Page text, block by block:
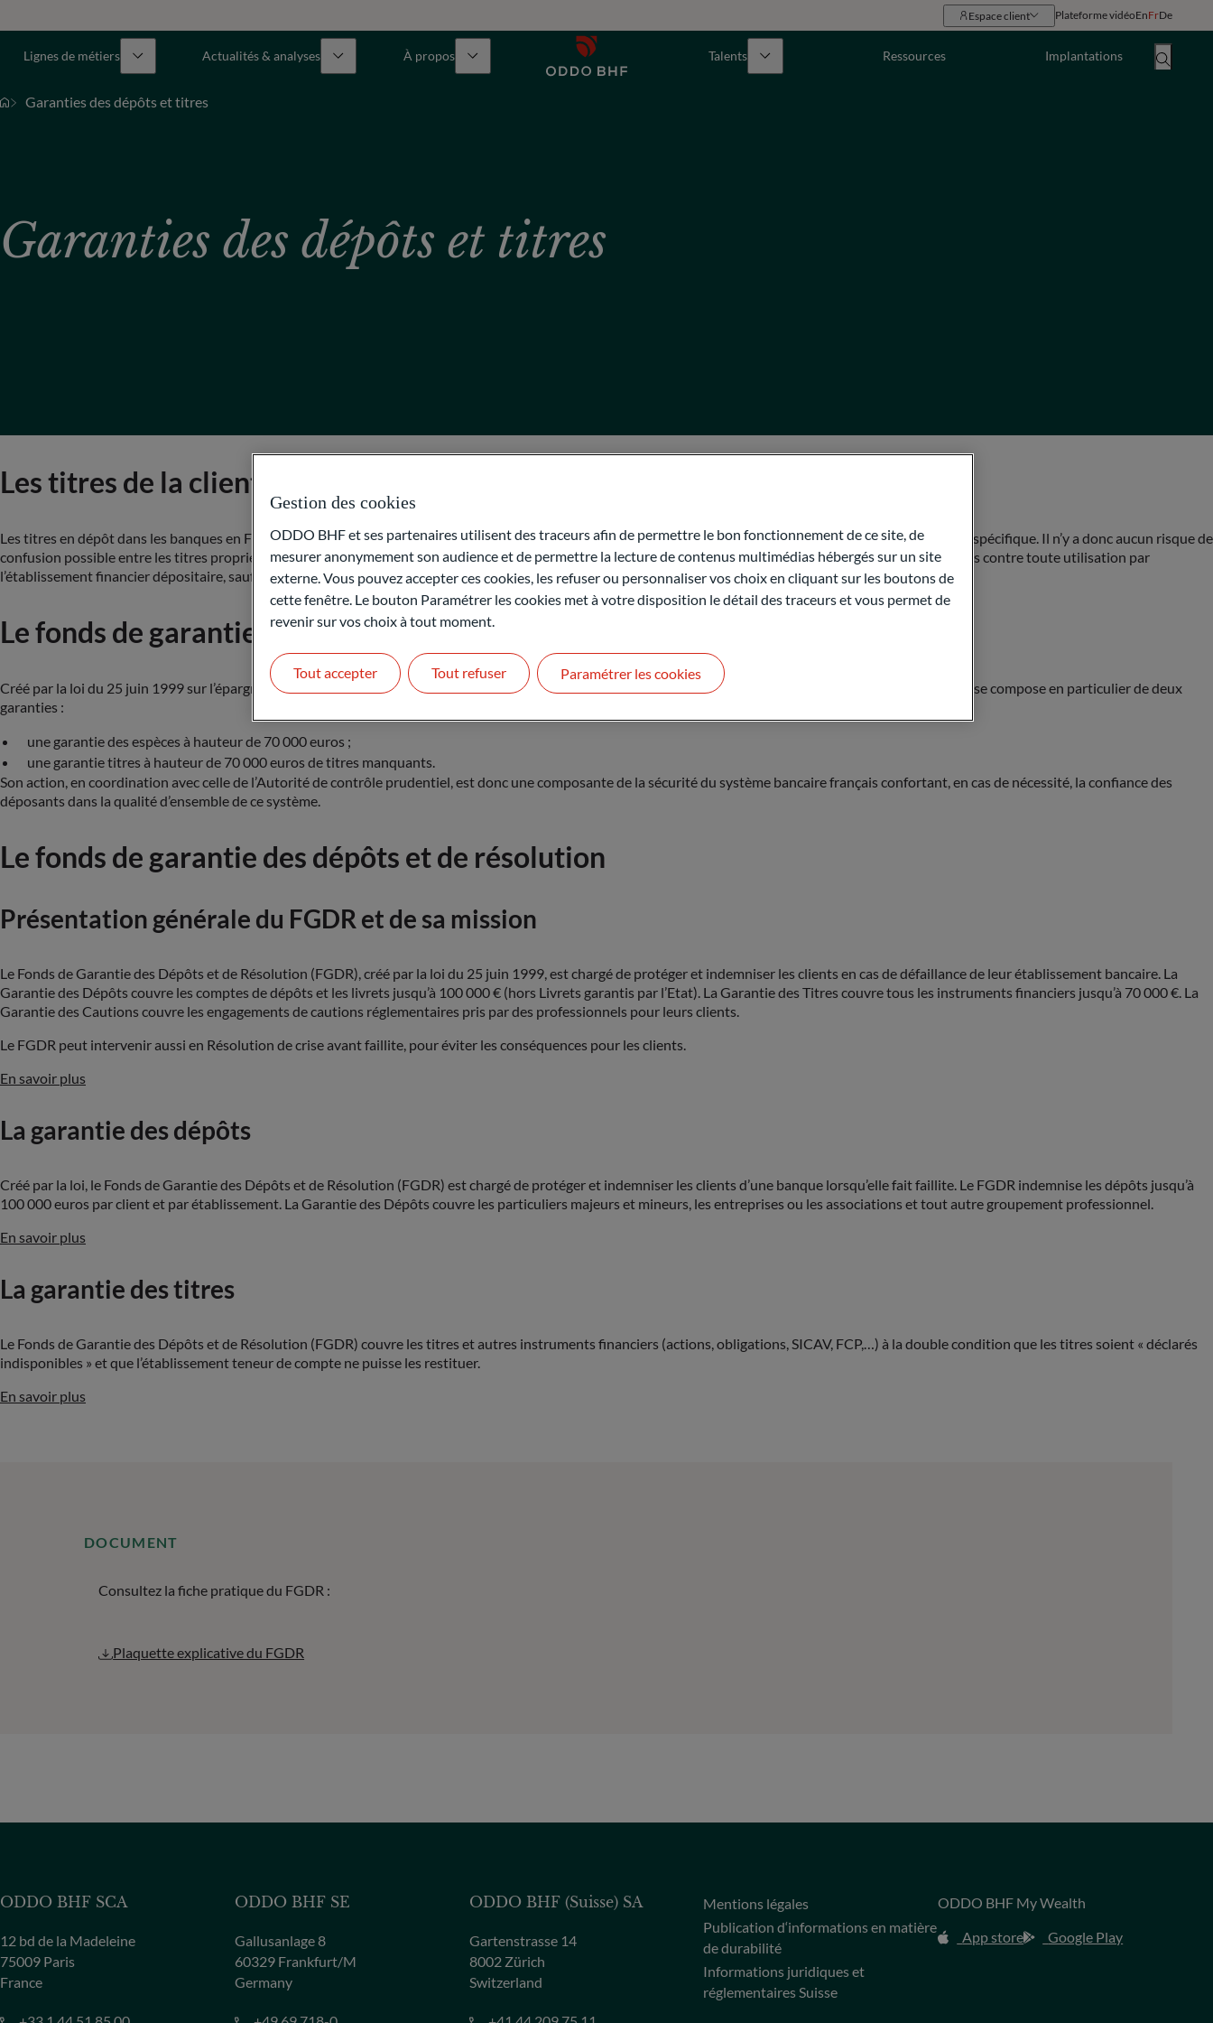
Espace client Plateforme vidéoEnFrDe
Lignes de métiers Actualités & analyses À propos Talents Ressources Implantations
Garanties des dépôts et titres
Garanties des dépôts et titres
Les titres de la clientèle (Actions, Obligations, FCP, SICAV)
Les titres en dépôt dans les banques en France sont concrètement conservés à la banque centrale de dépôt des titres Euroclear-France et isolés sur un compte spécifique. Il n’y a donc aucun risque de
confusion possible entre les titres propriété des banques et les titres appartenant à leurs clients. Les portefeuilles quelque soit leur montant sont donc protégés contre toute utilisation par
l’établissement financier dépositaire, sauf accord express du client.
Le fonds de garantie des dépôts
Créé par la loi du 25 juin 1999 sur l’épargne et la sécurité financière, ce fonds a pour mission principale d’indemniser les déposants dans certaines conditions et se compose en particulier de deux
garanties :
une garantie des espèces à hauteur de 70 000 euros ;
une garantie titres à hauteur de 70 000 euros de titres manquants.
Son action, en coordination avec celle de l’Autorité de contrôle prudentiel, est donc une composante de la sécurité du système bancaire français confortant, en cas de nécessité, la confiance des
déposants dans la qualité d’ensemble de ce système.
Le fonds de garantie des dépôts et de résolution
Présentation générale du FGDR et de sa mission
Le Fonds de Garantie des Dépôts et de Résolution (FGDR), créé par la loi du 25 juin 1999, est chargé de protéger et indemniser les clients en cas de défaillance de leur établissement bancaire. La
Garantie des Dépôts couvre les comptes de dépôts et les livrets jusqu’à 100 000 € (hors Livrets garantis par l’Etat). La Garantie des Titres couvre tous les instruments financiers jusqu’à 70 000 €. La
Garantie des Cautions couvre les engagements de cautions réglementaires pris par des professionnels pour leurs clients.
Le FGDR peut intervenir aussi en Résolution de crise avant faillite, pour éviter les conséquences pour les clients.
En savoir plus
La garantie des dépôts
Créé par la loi, le Fonds de Garantie des Dépôts et de Résolution (FGDR) est chargé de protéger et indemniser les clients d’une banque lorsqu’elle fait faillite. Le FGDR indemnise les dépôts jusqu’à
100 000 euros par client et par établissement. La Garantie des Dépôts couvre les particuliers majeurs et mineurs, les entreprises ou les associations et tout autre groupement professionnel.
En savoir plus
La garantie des titres
Le Fonds de Garantie des Dépôts et de Résolution (FGDR) couvre les titres et autres instruments financiers (actions, obligations, SICAV, FCP,…) à la double condition que les titres soient « déclarés
indisponibles » et que l’établissement teneur de compte ne puisse les restituer.
En savoir plus
DOCUMENT
Consultez la fiche pratique du FGDR :
Plaquette explicative du FGDR
ODDO BHF SCA
12 bd de la Madeleine
75009 Paris
France
ODDO BHF SE
Gallusanlage 8
60329 Frankfurt/M
Germany
ODDO BHF (Suisse) SA
Gartenstrasse 14
8002 Zürich
Switzerland
Mentions légales
Publication d‘informations en matière
de durabilité
Informations juridiques et
réglementaires Suisse
ODDO BHF My Wealth
App store
Google Play
Gestion des cookies
ODDO BHF et ses partenaires utilisent des traceurs afin de permettre le bon fonctionnement de ce site, de
mesurer anonymement son audience et de permettre la lecture de contenus multimédias hébergés sur un site
externe. Vous pouvez accepter ces cookies, les refuser ou personnaliser vos choix en cliquant sur les boutons de
cette fenêtre. Le bouton Paramétrer les cookies met à votre disposition le détail des traceurs et vous permet de
revenir sur vos choix à tout moment.
Tout refuser
Tout accepter Paramétrer les cookies